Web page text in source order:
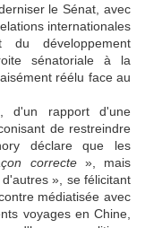
le Sénat, avec
internationales
développement
sénatoriale à la
réélu face au
d'un rapport d'une
de restreindre
déclare que les
correcte», mais
», se félicitant
médiatisée avec
voyages en Chine,